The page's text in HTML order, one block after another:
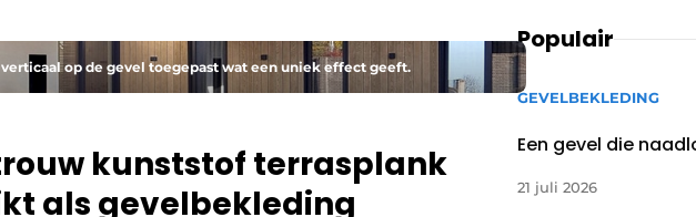
glas & daken
op de gevel toegepast wat een uniek effect geeft.
kunststof terrasplank
als gevelbekleding
Populair
GEVELBEKLEDING
Een gevel die
21 juli 2026